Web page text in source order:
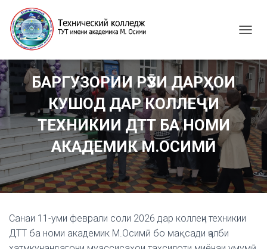
G
G
L
E
A
I
G
A
I
БАРГУЗОРИИ РӮЗИ ДАРҲОИ
КУШОД ДАР КОЛЛЕҶИ
ТЕХНИКИИ ДТТ БА НОМИ
АКАДЕМИК М.ОСИМӢ
Санаи 11-уми феврали соли 2026 дар коллеҷи техникии
ДТТ ба номи академик М.Осимӣ бо мақсади ҷалби